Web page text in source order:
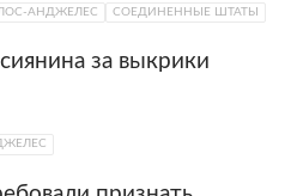
АНДЖЕЛЕС СОЕДИНЕННЫЕ ШТАТЫ
за выкрики